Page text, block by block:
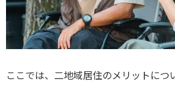
ここでは、二地域居住のメリットにつ